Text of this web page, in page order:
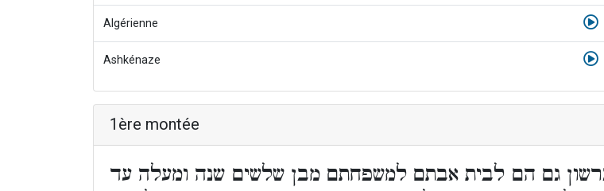
Algérienne
Ashkénaze
1ère montée
גם הם לבית אבתם למשפחתם מבן שלשים שנה ומעלה עד